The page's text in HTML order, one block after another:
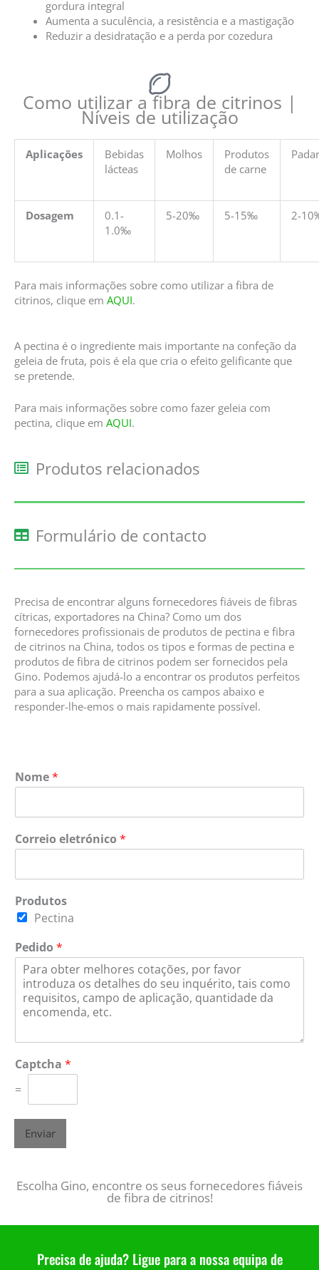
gordura integral
Aumenta a suculência, a resistência e a mastigação
Reduzir a desidratação e a perda por cozedura
Como utilizar a fibra de citrinos |
Níveis de utilização
Aplicações
Bebidas
lácteas
Molhos
Produtos
de carne
Dosagem
0.1-
1.0‰
5-20‰ 5-15‰ 2-
Para mais informações sobre como utilizar a fibra de
citrinos, clique em AQUI.
A pectina é o ingrediente mais importante na confeção da
geleia de fruta, pois é ela que cria o efeito gelificante que
se pretende.
Para mais informações sobre como fazer geleia com
pectina, clique em AQUI.
Produtos relacionados
Formulário de contacto
Precisa de encontrar alguns fornecedores fiáveis de fibras
cítricas, exportadores na China? Como um dos
fornecedores profissionais de produtos de pectina e fibra
de citrinos na China, todos os tipos e formas de pectina e
produtos de fibra de citrinos podem ser fornecidos pela
Gino. Podemos ajudá-lo a encontrar os produtos perfeitos
para a sua aplicação. Preencha os campos abaixo e
responder-lhe-emos o mais rapidamente possível.
Nome*
Correio eletrónico *
Produtos
Pectina
Pedido *
Captcha *
=
Enviar
Escolha Gino, encontre os seus fornecedores fiáveis
de fibra de citrinos!
Precisa de ajuda? Ligue para a nossa equipa de